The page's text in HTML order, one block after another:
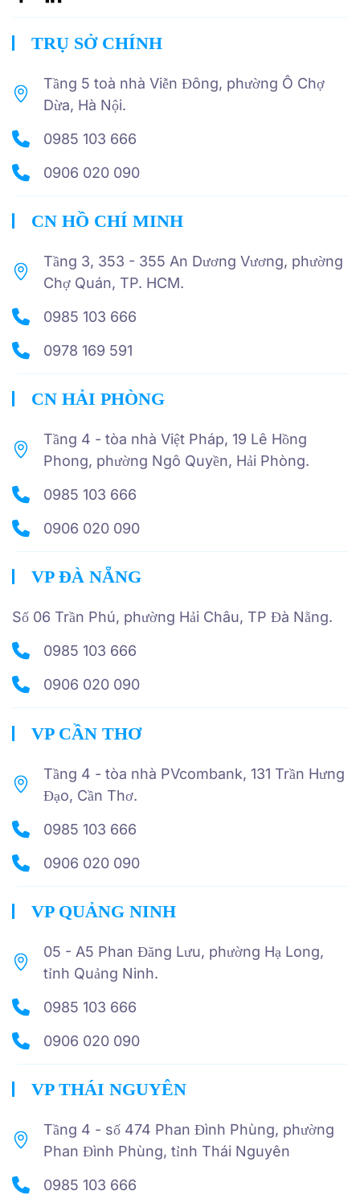
TRỤ SỞ CHÍNH
Tầng 5 toà nhà Viễn Đông, phường Ô Chợ
Dừa, Hà Nội.
0985 103 666
0906 020 090
CN HỒ CHÍ MINH
Tầng 3, 353 - 355 An Dương Vương, phường
Chợ Quán, TP. HCM.
0985 103 666
0978 169 591
CN HẢI PHÒNG
Tầng 4 - tòa nhà Việt Pháp, 19 Lê Hồng
Phong, phường Ngô Quyền, Hải Phòng.
0985 103 666
0906 020 090
VP ĐÀ NẴNG
Số 06 Trần Phú, phường Hải Châu, TP Đà Nẵng.
0985 103 666
0906 020 090
VP CẦN THƠ
Tầng 4 - tòa nhà PVcombank, 131 Trần Hưng
Đạo, Cần Thơ.
0985 103 666
0906 020 090
VP QUẢNG NINH
05 - A5 Phan Đăng Lưu, phường Hạ Long,
tỉnh Quảng Ninh.
0985 103 666
0906 020 090
VP THÁI NGUYÊN
Tầng 4 - số 474 Phan Đình Phùng, phường
Phan Đình Phùng, tỉnh Thái Nguyên
0985 103 666